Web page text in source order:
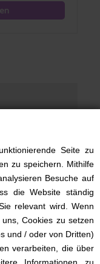
Seite zu
zu speichern. Mithilfe
Besuche auf
die Website ständig
relevant wird. Wenn
Cookies zu setzen
und / oder von Dritten)
verarbeiten, die über
Informationen zu
kann -
Strampeln
zu stoßen